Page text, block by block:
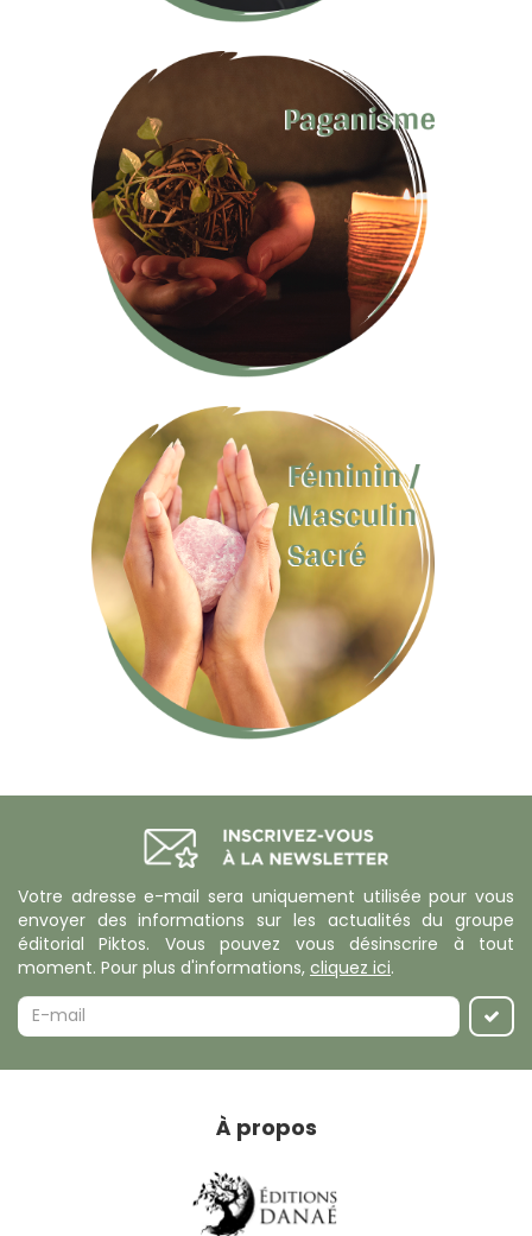
Votre adresse e-mail sera uniquement utilisée pour vous
envoyer des informations sur les actualités du groupe
éditorial Piktos. Vous pouvez vous désinscrire à tout
moment. Pour plus d'informations, cliquez ici.
À propos